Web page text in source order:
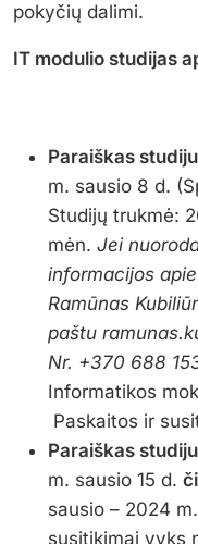
pokyčių dalimi.
IT modulio studijas
Paraiškas
m. sausio 8 d.
Studijų trukmė:
mėn. Jei
informacijos
Ramūnas
paštu
Nr. +370 688
Informatikos
Paskaitos ir
Paraiškas
m. sausio 15 d.
sausio – 2024
susitikimai vyks